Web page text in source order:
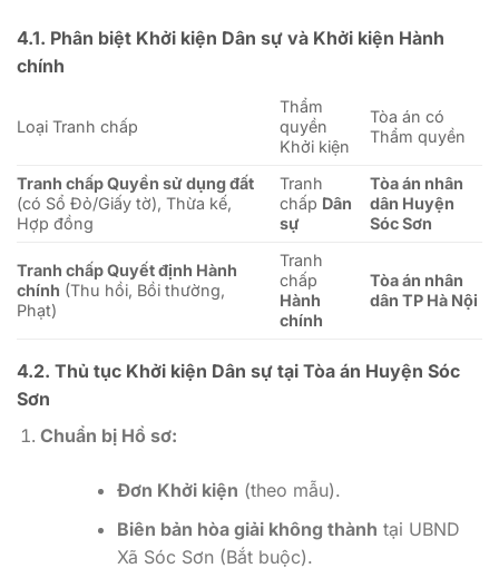
4.1. Phân biệt Khởi kiện Dân sự và Khởi kiện Hành
chính
Loại Tranh chấp
Thẩm
quyền
Khởi kiện
Tòa án có
Thẩm quyền
Tranh chấp Quyền sử dụng đất
(có Sổ Đỏ/Giấy tờ), Thừa kế,
Hợp đồng
Tranh
chấp Dân
sự
Tòa án nhân
dân Huyện
Sóc Sơn
Tranh chấp Quyết định Hành
chính (Thu hồi, Bồi thường,
Phạt)
Tranh
chấp
Hành
chính
Tòa án nhân
dân TP Hà Nội
4.2. Thủ tục Khởi kiện Dân sự tại Tòa án Huyện Sóc
Sơn
Chuẩn bị Hồ sơ:
Đơn Khởi kiện (theo mẫu).
Biên bản hòa giải không thành tại UBND
Xã Sóc Sơn (Bắt buộc).